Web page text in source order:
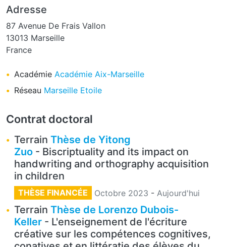
Adresse
87 Avenue De Frais Vallon
13013 Marseille
France
Académie Académie Aix-Marseille
Réseau Marseille Etoile
Contrat doctoral
Terrain Thèse de Yitong
Zuo - Biscriptuality and its impact on
handwriting and orthography acquisition
in children
THÈSE FINANCÉE Octobre 2023 - Aujourd'hui
Terrain Thèse de Lorenzo Dubois-
Keller - L'enseignement de l'écriture
créative sur les compétences cognitives,